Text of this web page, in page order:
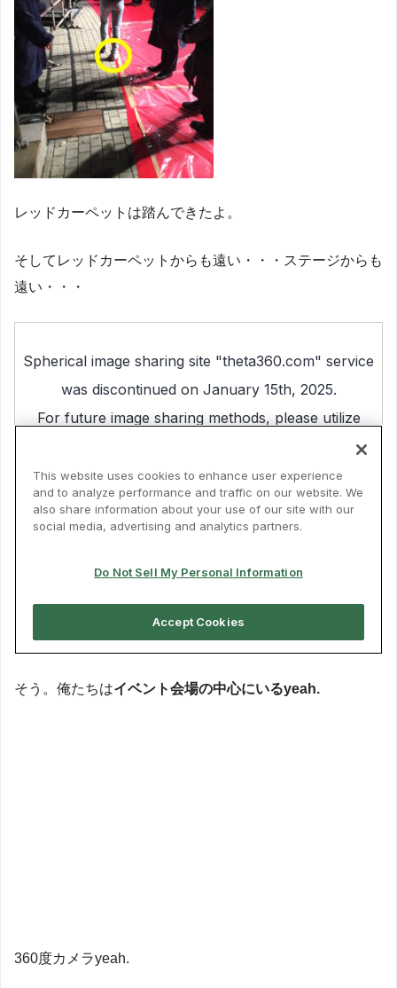
レッドカーペットは踏んできたよ。
そしてレッドカーペットからも遠い・・・ステージからも
遠い・・・
そう。俺たちはイベント会場の中心にいるyeah.
360度カメラyeah.